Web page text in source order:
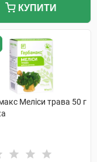
КУПИТИ
Меліси трава 50 г